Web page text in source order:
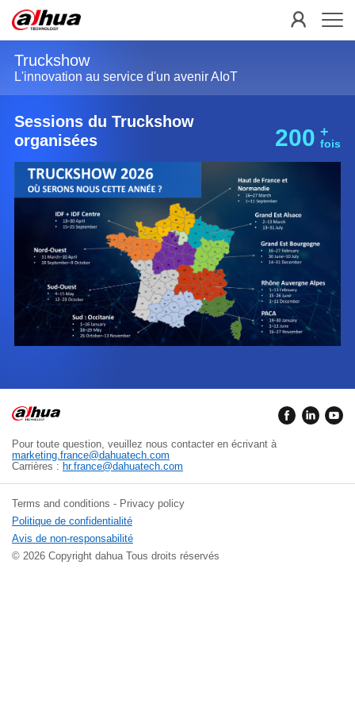
Truckshow
L'innovation au service d'un avenir AIoT
Sessions du Truckshow
organisées
200 +
fois
Pour toute question, veuillez nous contacter en écrivant à
marketing.france@dahuatech.com
Carrières : hr.france@dahuatech.com
Terms and conditions - Privacy policy
Politique de confidentialité
Avis de non-responsabilité
© 2026 Copyright dahua Tous droits réservés